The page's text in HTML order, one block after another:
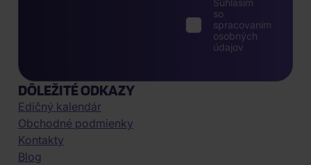
Súhlasím
so
spracovaním
osobných
údajov
DÔLEŽITÉ ODKAZY
Edičný kalendár
Obchodné podmienky
Kontakty
Blog